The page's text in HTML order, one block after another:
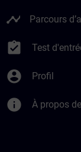
timeline
assignment_turned_in Test
account_circle Profil
info À propos